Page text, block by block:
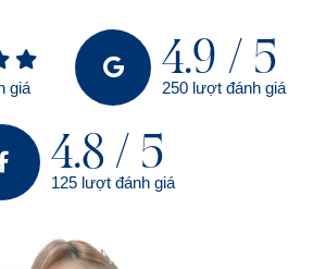
giá
4.9 / 5
250 lượt đánh giá
4.8 / 5
125 lượt đánh giá